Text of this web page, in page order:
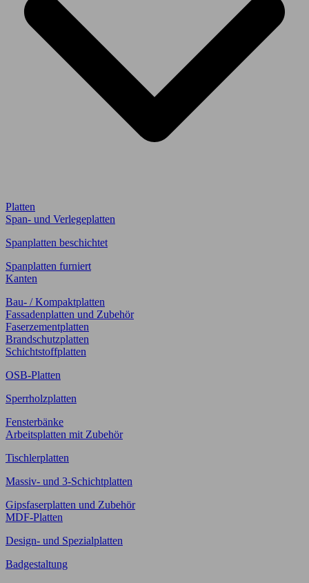
Platten
Span- und Verlegeplatten
Spanplatten beschichtet
Spanplatten furniert
Kanten
Bau- / Kompaktplatten
Fassadenplatten und Zubehör
Faserzementplatten
Brandschutzplatten
Schichtstoffplatten
OSB-Platten
Sperrholzplatten
Fensterbänke
Arbeitsplatten mit Zubehör
Tischlerplatten
Massiv- und 3-Schichtplatten
Gipsfaserplatten und Zubehör
MDF-Platten
Design- und Spezialplatten
Badgestaltung